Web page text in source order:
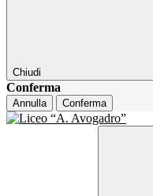
Chiudi
Conferma
Annulla Conferma